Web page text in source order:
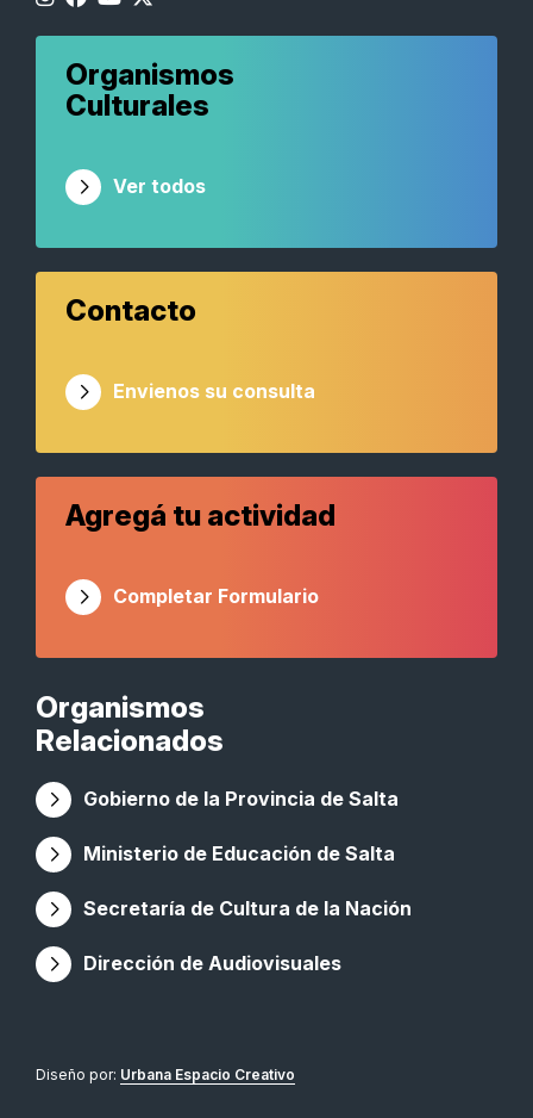
Organismos
Relacionados
Gobierno de la Provincia de Salta
Ministerio de Educación de Salta
Secretaría de Cultura de la Nación
Dirección de Audiovisuales
Organismos
Culturales
Ver todos
Contacto
Envienos su consulta
Agregá tu actividad
Completar Formulario
Diseño por: Urbana Espacio Creativo